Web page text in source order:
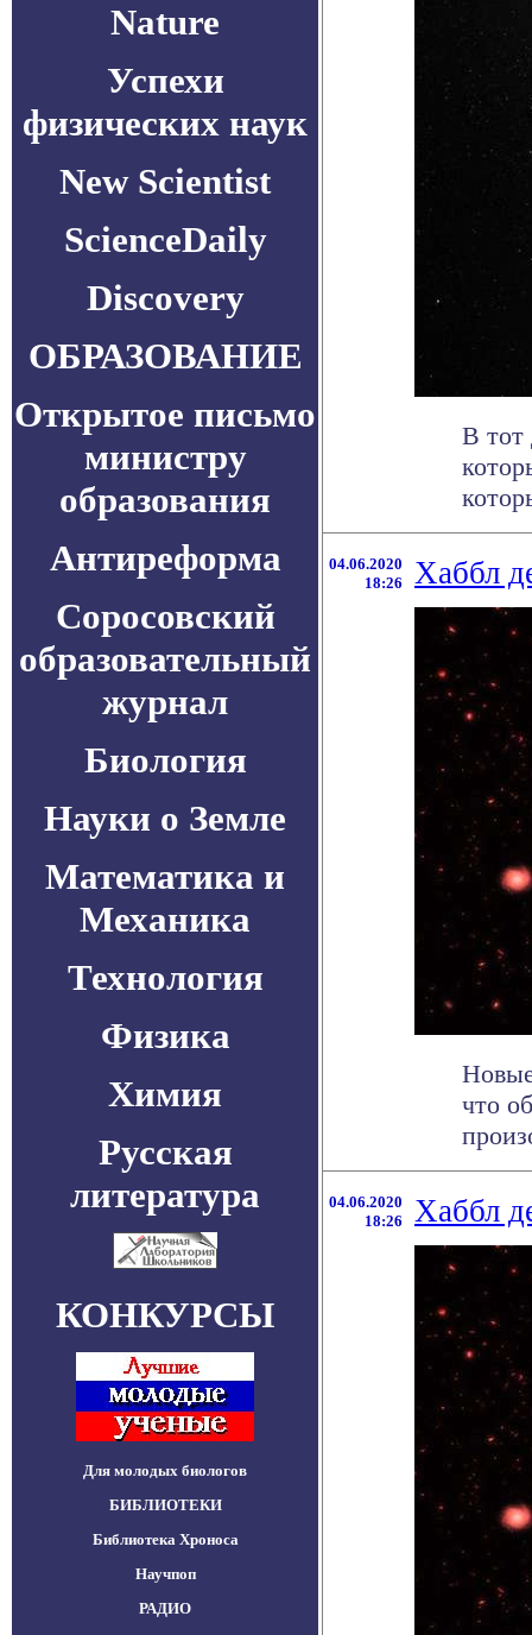
Nature
Успехи
физических наук
New Scientist
ScienceDaily
Discovery
ОБРАЗОВАНИЕ
Открытое письмо
министру
образования
Антиреформа
Соросовский
образовательный
журнал
Биология
Науки о Земле
Математика и
Механика
Технология
Физика
Химия
Русская
литература
КОНКУРСЫ
Для молодых биологов
БИБЛИОТЕКИ
Библиотека Хроноса
Научпоп
РАДИО
В тот
04.06.2020
18:26
Хаббл
что
04.06.2020
18:26
Хаббл